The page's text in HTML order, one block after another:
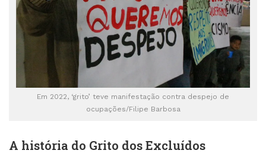
Em 2022, ‘grito’ teve manifestação contra despejo de
ocupações/Filipe Barbosa
A história do Grito dos Excluídos